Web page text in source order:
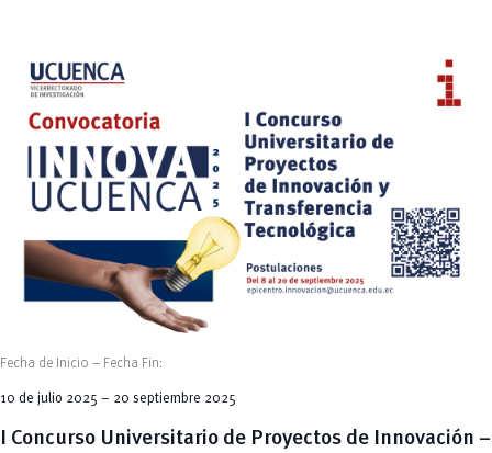
Fecha de Inicio – Fecha Fin:
10 de julio 2025 – 20 septiembre 2025
I Concurso Universitario de Proyectos de Innovación –